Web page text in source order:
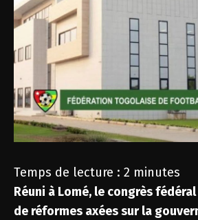
Temps de lecture : 2 minutes
Réuni à Lomé, le congrès
de réformes axées sur la